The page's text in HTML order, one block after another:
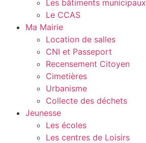
Les bâtiments municipaux
Le CCAS
Ma Mairie
Location de salles
CNI et Passeport
Recensement Citoyen
Cimetières
Urbanisme
Collecte des déchets
Jeunesse
Les écoles
Les centres de Loisirs